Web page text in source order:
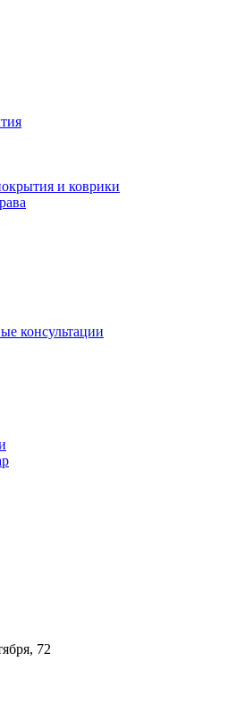
и коврики
консультации
72